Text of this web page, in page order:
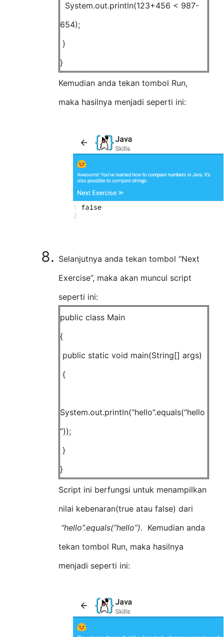
System.out.println(123+456 < 987-
654);
}
}
Kemudian anda tekan tombol Run,
maka hasilnya menjadi seperti ini:
Selanjutnya anda tekan tombol “Next
Exercise”, maka akan muncul script
seperti ini:
public class Main
{
public static void main(String[] args)
{
System.out.println(“hello”.equals(“hello
”));
}
}
Script ini berfungsi untuk menampilkan
nilai kebenaran(true atau false) dari
“hello”.equals(“hello”). Kemudian anda
tekan tombol Run, maka hasilnya
menjadi seperti ini: